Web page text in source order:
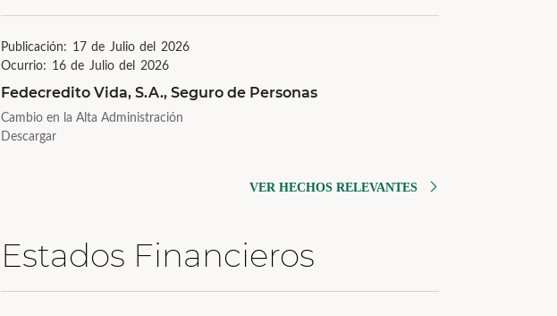
Publicación: 17 de Julio del 2026
Ocurrio: 16 de Julio del 2026
Fedecredito Vida, S.A., Seguro de Personas
Cambio en la Alta Administración
Descargar
VER HECHOS RELEVANTES
Estados Financieros